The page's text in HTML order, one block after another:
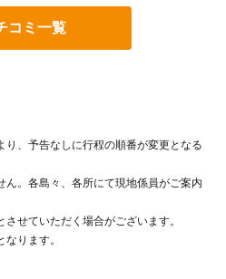
り、予告なしに行程の順番が変更となる
ん。各島々、各所にて現地係員がご案内
せていただく場合がございます。
ります。